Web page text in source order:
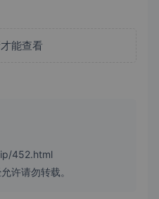
能查看
452.html
许请勿转载。